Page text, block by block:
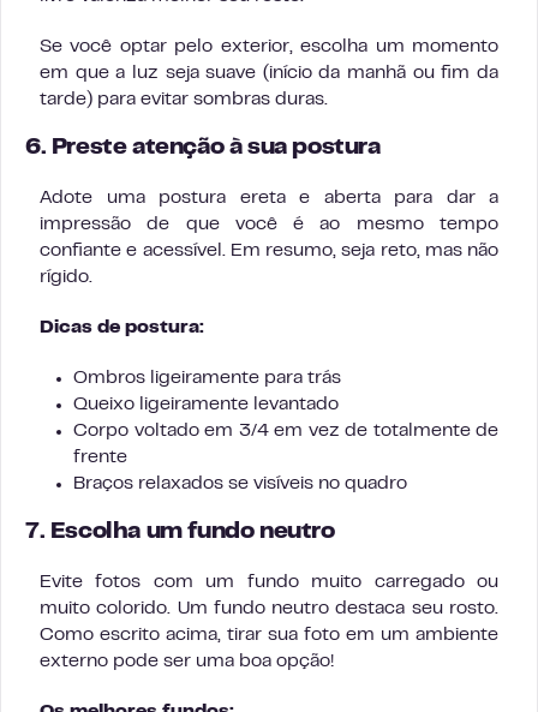
Se você optar pelo exterior, escolha um momento
em que a luz seja suave (início da manhã ou fim da
tarde) para evitar sombras duras.
6. Preste atenção à sua postura
Adote uma postura ereta e aberta para dar a
impressão de que você é ao mesmo tempo
confiante e acessível. Em resumo, seja reto, mas não
rígido.
Dicas de postura:
Ombros ligeiramente para trás
Queixo ligeiramente levantado
Corpo voltado em 3/4 em vez de totalmente de
frente
Braços relaxados se visíveis no quadro
7. Escolha um fundo neutro
Evite fotos com um fundo muito carregado ou
muito colorido. Um fundo neutro destaca seu rosto.
Como escrito acima, tirar sua foto em um ambiente
externo pode ser uma boa opção!